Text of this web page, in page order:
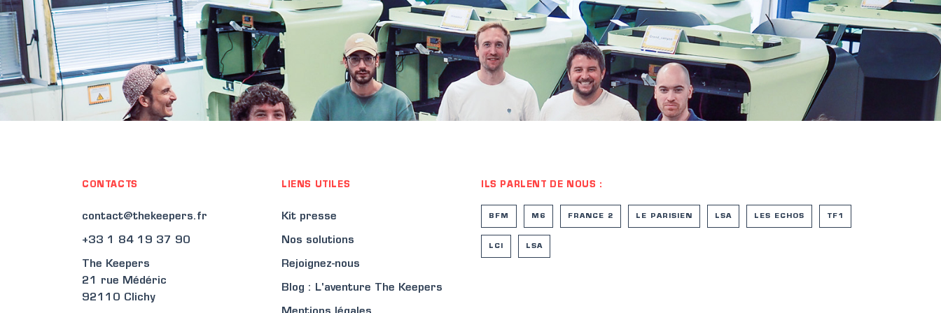
CONTACTS
contact@thekeepers.fr
+33 1 84 19 37 90
The Keepers
21 rue Médéric
92110 Clichy
LIENS UTILES
Kit presse
Nos solutions
Rejoignez-nous
Blog : L'aventure The Keepers
ILS PARLENT DE NOUS :
BFM M6 FRANCE 2 LE PARISIEN LSA LES ECHOS TF1
LCI LSA